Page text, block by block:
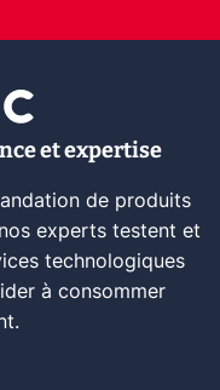
et expertise
de produits
experts testent et
technologiques
à consommer